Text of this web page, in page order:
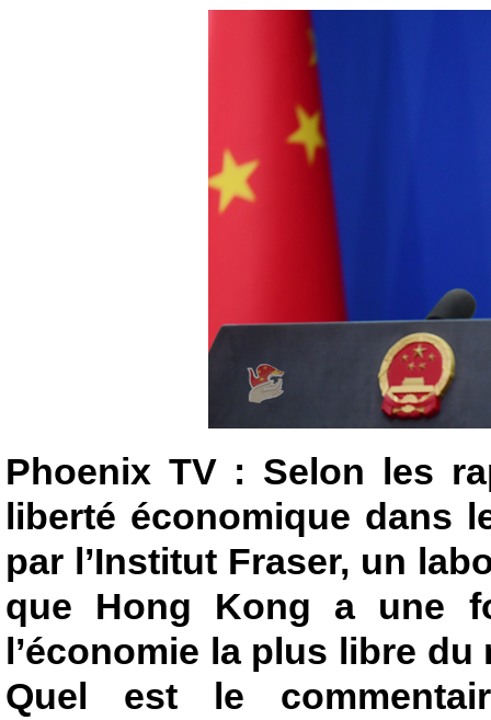
Phoenix TV : Selon les
liberté économique dans
par l’Institut Fraser, un
que Hong Kong a une
l’économie la plus libre
Quel est le